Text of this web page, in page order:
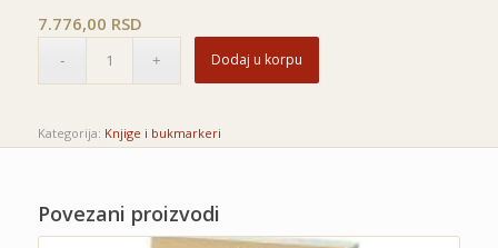
7.776,00 RSD
Dodaj u korpu
Kategorija: Knjige i bukmarkeri
Povezani proizvodi